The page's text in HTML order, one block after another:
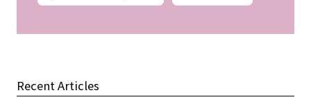
Recent Articles